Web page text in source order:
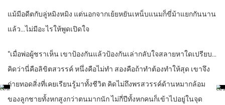
แม้มีอดีตกับลู่หมิงหมิง แต่นอกจากเย้ยหยันเหน็บแนมก็ขี่ม้าแยกกันนาน
แล้ว…ไม่มีอะไรให้พูดเปิดใจ
“เมื่อพ่อผู้ชราเห็น เขาป้องกันแล้วป้องกันเล่ากลับใจสลายหาใดเปรียบ…
คิดว่านี่คือลิขิตสวรรค์ หนึ่งคือไม่ทำ สองคือถ้าทำต้องทำให้สุด เขาจึง
ถ่ายทอดสิ่งที่เคยเรียนรู้มาทั้งชีวิต คิดไม่ถึงพรสวรรค์ด้านหมากล้อม
ของลูกชายทั้งหกสูงกว่าตนมากนัก ไม่กี่ปีทั้งหกคนก็เข้าไปอยู่ในจุด